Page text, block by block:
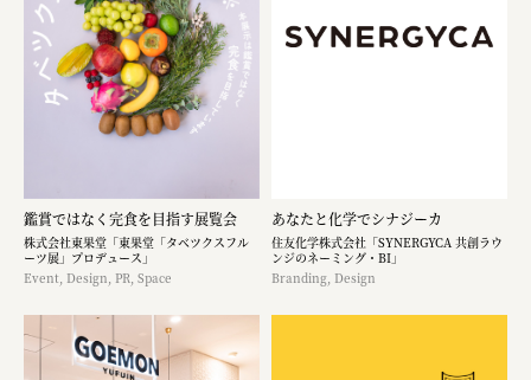
鑑賞ではなく完食を目指す展覧会
株式会社東果堂「東果堂「タベツクスフル
ーツ展」プロデュース」
Event, Design, PR, Space
あなたと化学でシナジーカ
住友化学株式会社「SYNERGYCA 共創ラウ
ンジのネーミング・BI」
Branding, Design